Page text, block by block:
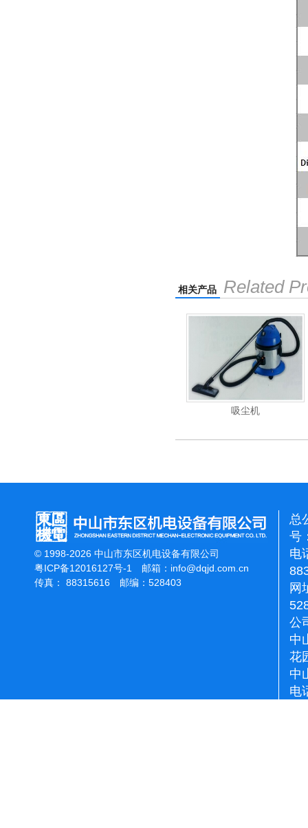
相关产品 Related
吸尘机
© 1998-2026 中山市东区机电设备有限公司
粤ICP备12016127号-1
邮箱： info@dqjd.com.cn
传真： 88315616 邮编：528403
总
号
电
网
公
中
花
中
电